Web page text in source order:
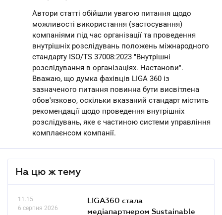
Автори статті обійшли увагою питання щодо
можливості використання (застосування)
компаніями під час організації та проведення
внутрішніх розслідувань положень міжнародного
стандарту ISO/TS 37008:2023 "Внутрішні
розслідування в організаціях. Настанови".
Вважаю, що думка фахівців LIGA 360 із
зазначеного питання повинна бути висвітлена
обов'язково, оскільки вказаний стандарт містить
рекомендації щодо проведення внутрішніх
розслідувань, яке є частиною системи управління
комплаєнсом компанії.
На цю ж тему
11.15
6 серпня 2026
LIGA360 стала
медіапартнером Sustainable